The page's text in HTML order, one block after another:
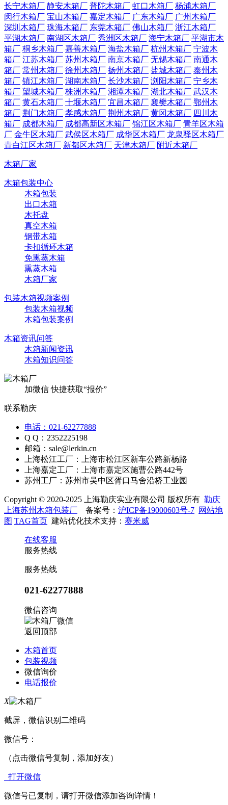
长宁木箱厂 静安木箱厂 普陀木箱厂 虹口木箱厂 杨浦木箱厂
闵行木箱厂 宝山木箱厂 嘉定木箱厂 广东木箱厂 广州木箱厂
深圳木箱厂 珠海木箱厂 东莞木箱厂 佛山木箱厂 浙江木箱厂
平湖木箱厂 南湖区木箱厂 秀洲区木箱厂 海宁木箱厂 平湖市木
箱厂 桐乡木箱厂 嘉善木箱厂 海盐木箱厂 杭州木箱厂 宁波木
箱厂 江苏木箱厂 苏州木箱厂 南京木箱厂 无锡木箱厂 南通木
箱厂 常州木箱厂 徐州木箱厂 扬州木箱厂 盐城木箱厂 泰州木
箱厂 镇江木箱厂 湖南木箱厂 长沙木箱厂 浏阳木箱厂 宁乡木
箱厂 望城木箱厂 株洲木箱厂 湘潭木箱厂 湖北木箱厂 武汉木
箱厂 黄石木箱厂 十堰木箱厂 宜昌木箱厂 襄樊木箱厂 鄂州木
箱厂 荆门木箱厂 孝感木箱厂 荆州木箱厂 黄冈木箱厂 四川木
箱厂 成都木箱厂 成都高新区木箱厂 锦江区木箱厂 青羊区木箱
厂 金牛区木箱厂 武侯区木箱厂 成华区木箱厂 龙泉驿区木箱厂
青白江区木箱厂 新都区木箱厂 天津木箱厂 附近木箱厂
木箱厂家
木箱包装中心
木箱包装
出口木箱
木托盘
真空木箱
钢带木箱
卡扣循环木箱
免熏蒸木箱
熏蒸木箱
木箱厂家
包装木箱视频案例
包装木箱视频
木箱包装案例
木箱资讯问答
木箱新闻资讯
木箱知识问答
加微信 快捷获取“报价”
联系勒庆
电话：021-62277888
Q Q：2352225198
邮箱：sale@lerkin.cn
上海松江工厂：上海市松江区新车公路新杨路
上海嘉定工厂：上海市嘉定区施曹公路442号
苏州工厂：苏州市吴中区胥口马舍沿桥工业园
Copyright © 2020-2025 上海勒庆实业有限公司 版权所有 勒庆
上海苏州木箱包装厂 备案号： 沪ICP备19000603号-7 网站地
图 TAG首页 建站优化技术支持： 赛米威
在线客服
服务热线
服务热线
021-62277888
微信咨询
返回顶部
木箱首页
包装视频
微信询价
电话报价
X
截屏，微信识别二维码
微信号：
（点击微信号复制，添加好友）
打开微信
微信号已复制，请打开微信添加咨询详情！